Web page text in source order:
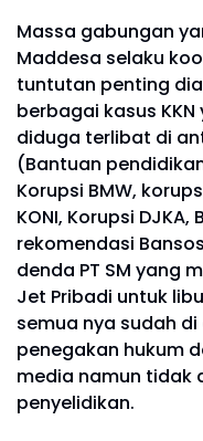
Massa gabungan
Maddesa selaku
tuntutan penting
berbagai kasus
diduga terlibat di
(Bantuan
Korupsi BMW,
KONI, Korupsi
rekomendasi
denda PT SM yang
Jet Pribadi untuk
semua nya sudah
penegakan hukum
media namun tidak
penyelidikan.